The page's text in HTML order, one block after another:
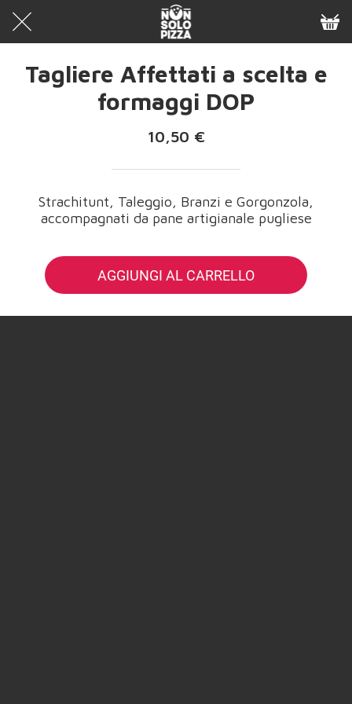
Tagliere Affettati a scelta e
formaggi DOP
10,50 €
Strachitunt, Taleggio, Branzi e Gorgonzola,
accompagnati da pane artigianale pugliese
AGGIUNGI AL CARRELLO